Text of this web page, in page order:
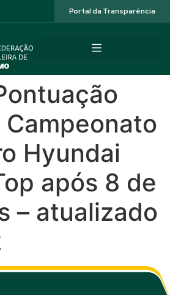
Portal da Transparência
Campeonato
Hyundai
após 8 de
– atualizado